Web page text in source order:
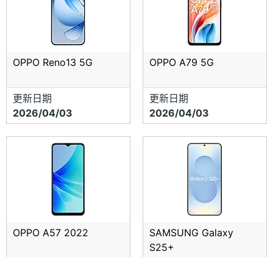
OPPO Reno13 5G
更新日期
2026/04/03
OPPO A79 5G
更新日期
2026/04/03
OPPO A57 2022
SAMSUNG Galaxy
S25+